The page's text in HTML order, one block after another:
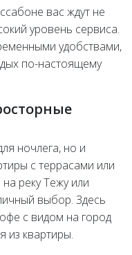
вас ждут не
уровень сервиса.
удобствами,
по-настоящему
ночлега, но и
с террасами или
реку Тежу или
выбор. Здесь
с видом на город
из квартиры.